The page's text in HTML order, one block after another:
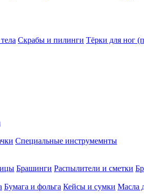
Скрабы и пилинги Тёрки для ног
Специальные инструмемнты
Брашинги Распылители и сметки
Бумага и фольга Кейсы и сумки Масла